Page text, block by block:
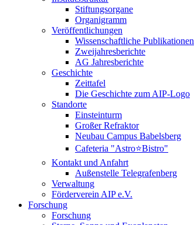
Stiftungsorgane
Organigramm
Veröffentlichungen
Wissenschaftliche Publikationen
Zweijahresberichte
AG Jahresberichte
Geschichte
Zeittafel
Die Geschichte zum AIP-Logo
Standorte
Einsteinturm
Großer Refraktor
Neubau Campus Babelsberg
Cafeteria "Astro⭐Bistro"
Kontakt und Anfahrt
Außenstelle Telegrafenberg
Verwaltung
Förderverein AIP e.V.
Forschung
Forschung